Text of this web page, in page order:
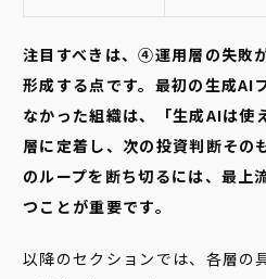
注目すべきは、④運用層の失敗
形成する点です。最初の生成AI
なかった組織は、「生成AIは使
層に定着し、次の投資判断その
のループを断ち切るには、最上
つことが重要です。
以降のセクションでは、各層の